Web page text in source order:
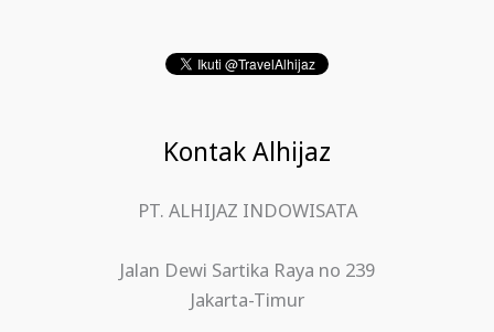
Kontak Alhijaz
PT. ALHIJAZ INDOWISATA
Jalan Dewi Sartika Raya no 239
Jakarta-Timur